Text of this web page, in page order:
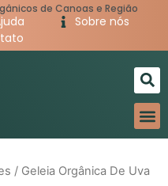
de Canoas e Região
Sobre nós
/ Geleia Orgânica De Uva